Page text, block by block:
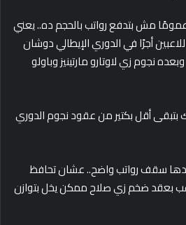
عمومًا مش بتدفع رواتب بالحجم ده.. يعني
أجرًا في الدوري الإيطالي دوشان
نجوم زي لاوتارو مارتينيز وباولو
بتبقى أقل بكتير من عقود نجوم الدوري
سقف رواتب واضح.. عشان تحافظ
بعقد ضخم زي صلاح ممكن يخل بتوازن